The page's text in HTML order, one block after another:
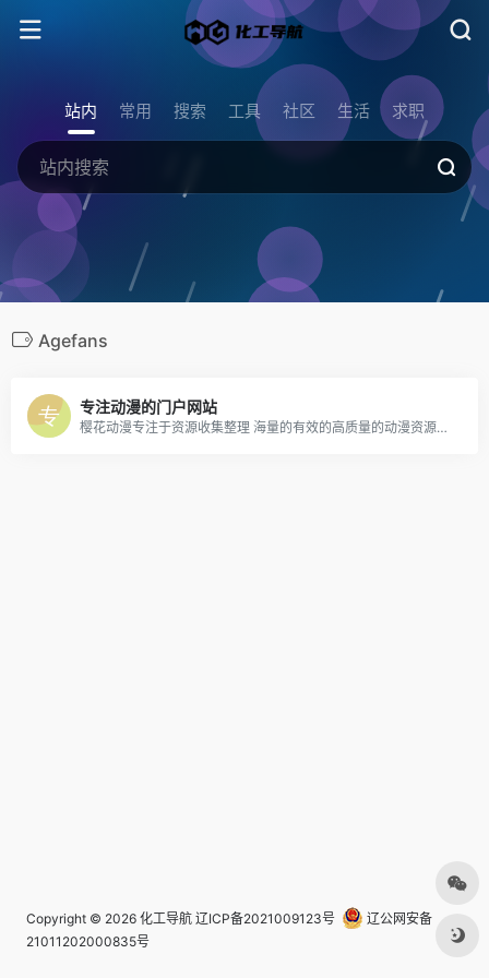
站内 常用 搜索 工具 社区 生活 求职
Agefans
专注动漫的门户网站
樱花动漫专注于资源收集整理 海量的有效的高质量的动漫资源下载 动漫百度网盘下载
Copyright © 2026 化工导航 辽ICP备2021009123号
辽公网安备
21011202000835号